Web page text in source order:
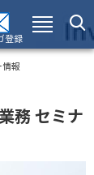
登録
報
務 セミナ